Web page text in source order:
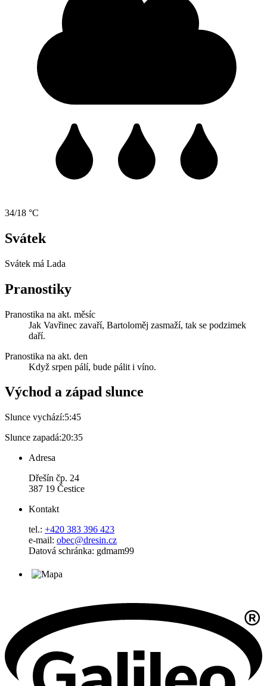
34/18 °C
Svátek
Svátek má Lada
Pranostiky
Pranostika na akt. měsíc
Jak Vavřinec zavaří, Bartoloměj zasmaží, tak se podzimek
daří.
Pranostika na akt. den
Když srpen pálí, bude pálit i víno.
Východ a západ slunce
Slunce vychází:5:45
Slunce zapadá:20:35
Adresa
Dřešín čp. 24
387 19 Čestice
Kontakt
tel.: +420 383 396 423
e-mail: obec@dresin.cz
Datová schránka: gdmam99